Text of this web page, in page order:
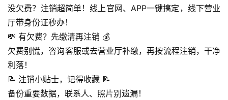
知
识
行
业
资
讯
没欠费？注销超简单！线上官网、APP一键搞定，线下营业
厅带身份证秒办！
💸 有欠费？先缴清再注销 💰
欠费别慌，咨询客服或去营业厅补缴，再按流程注销，干净
利落！
📝 注销小贴士，记得收藏 📝
备份重要数据，联系人、照片别遗漏！